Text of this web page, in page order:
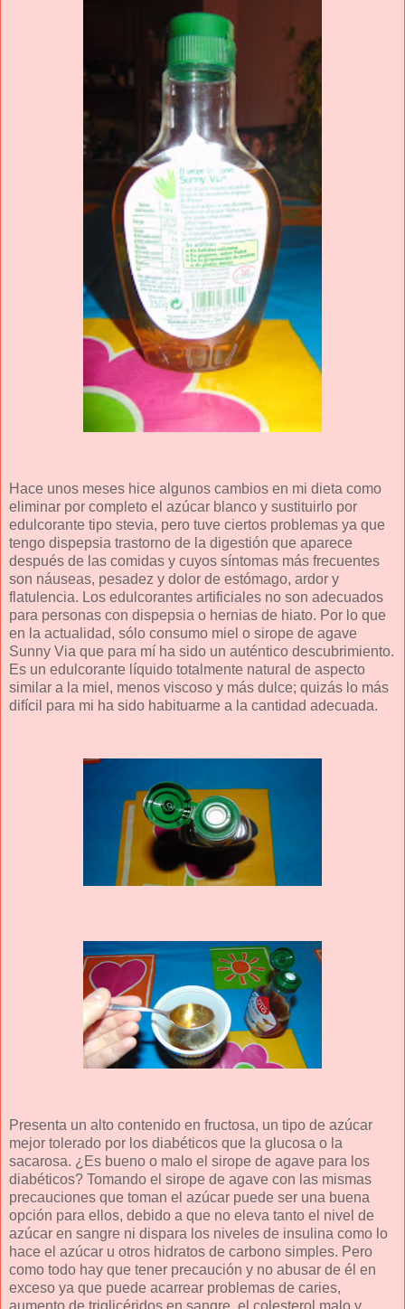
Hace unos meses hice algunos cambios en mi dieta como
eliminar por completo el azúcar blanco y sustituirlo por
edulcorante tipo stevia, pero tuve ciertos problemas ya que
tengo dispepsia trastorno de la digestión que aparece
después de las comidas y cuyos síntomas más frecuentes
son náuseas, pesadez y dolor de estómago, ardor y
flatulencia. Los edulcorantes artificiales no son adecuados
para personas con dispepsia o hernias de hiato. Por lo que
en la actualidad, sólo consumo miel o sirope de agave
Sunny Via que para mí ha sido un auténtico descubrimiento.
Es un edulcorante líquido totalmente natural de aspecto
similar a la miel, menos viscoso y más dulce; quizás lo más
difícil para mi ha sido habituarme a la cantidad adecuada.
Presenta un alto contenido en fructosa, un tipo de azúcar
mejor tolerado por los diabéticos que la glucosa o la
sacarosa. ¿Es bueno o malo el sirope de agave para los
diabéticos? Tomando el sirope de agave con las mismas
precauciones que toman el azúcar puede ser una buena
opción para ellos, debido a que no eleva tanto el nivel de
azúcar en sangre ni dispara los niveles de insulina como lo
hace el azúcar u otros hidratos de carbono simples. Pero
como todo hay que tener precaución y no abusar de él en
exceso ya que puede acarrear problemas de caries,
aumento de triglicéridos en sangre, el colesterol malo y